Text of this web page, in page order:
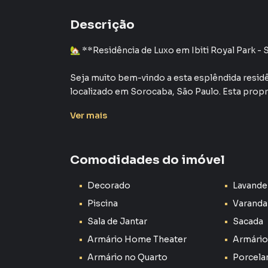
Descrição
🏡 **Residência de Luxo em Ibiti Royal Park -
Seja muito bem-vindo a esta esplêndida
localizado em Sorocaba, São Paulo. Esta
composta por 3 suítes magníficas, cada uma
decorados, incorporando elementos de luxo
O condomínio Ibiti Royal Park oferece uma
de vida dos seus residentes. Com áreas de
segurança e tranquilidade, este condomínio é
confortável.
Ver mais
Comodidades do imóvel
Decorado
Piscina
Varanda
Sala de Jantar
Sacada
Armário Home Theater
Armário no Quarto